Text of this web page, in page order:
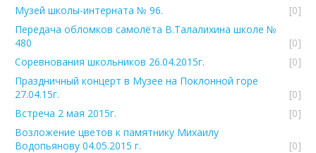
Музей школы-интерната № 96.
[0]
Передача обломков самолёта В.Талалихина школе №
480
[0]
Соревнования школьников 26.04.2015г.
[0]
Праздничный концерт в Музее на Поклонной горе
27.04.15г.
[0]
Встреча 2 мая 2015г.
[0]
Возложение цветов к памятнику Михаилу
Водопьянову 04.05.2015 г.
[0]